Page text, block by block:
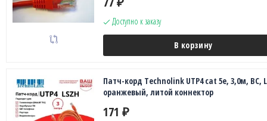
₽
Доступно к заказу
В корзину
Патч-корд Technolink UTP4 cat 5e, 3,0м, ВС,
оранжевый, литой коннектор
171 ₽